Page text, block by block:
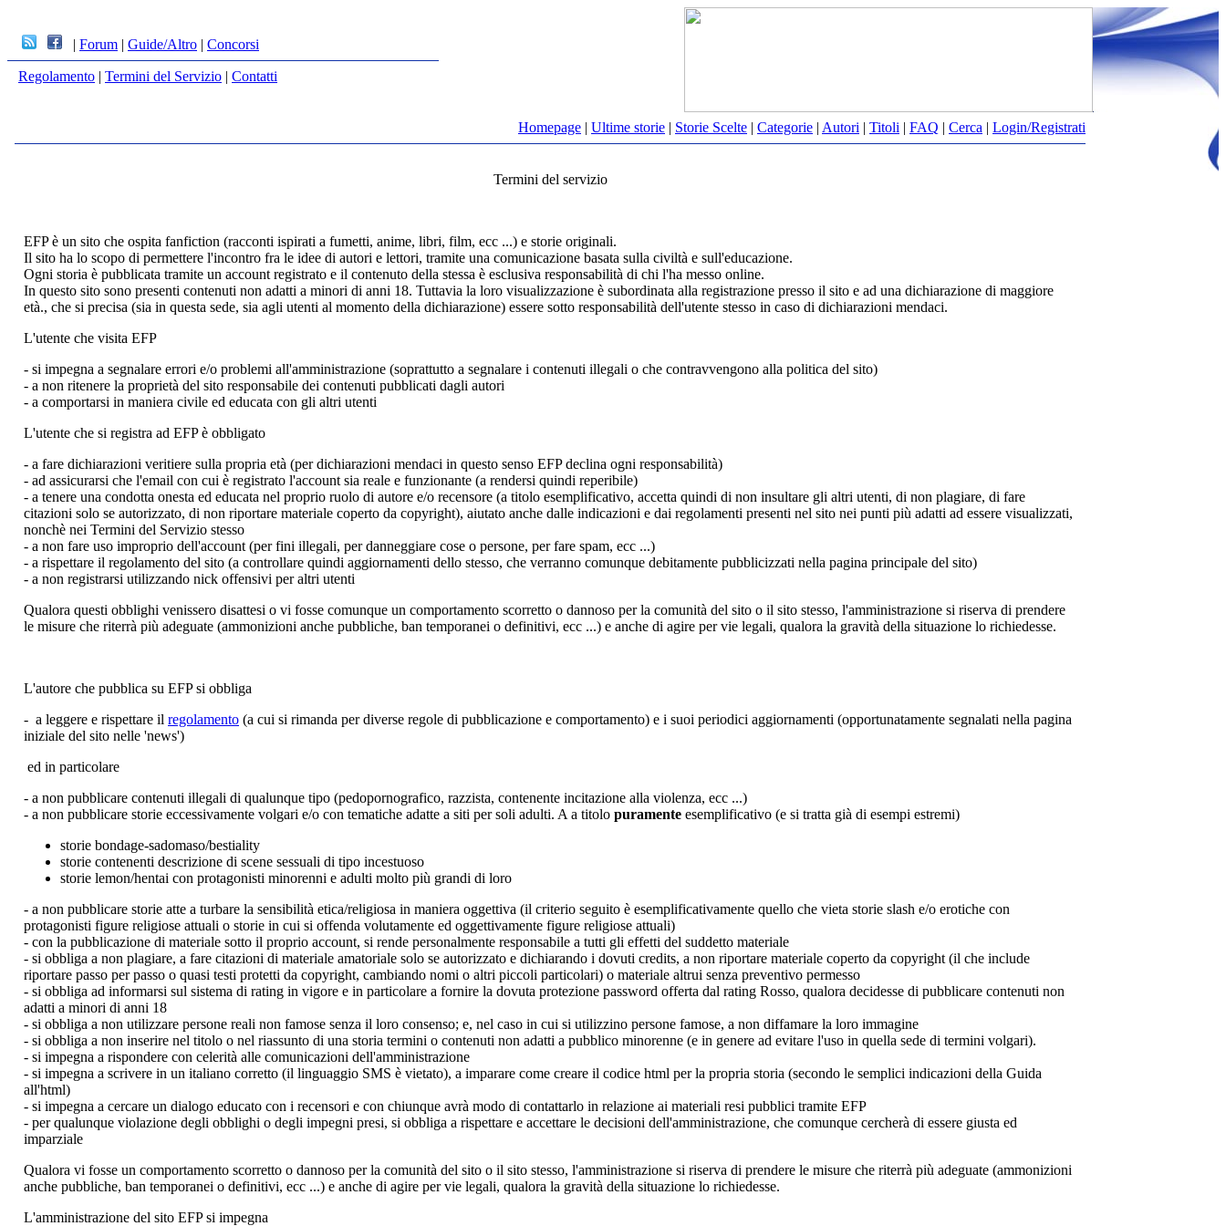
| Forum | Guide/Altro | Concorsi
Regolamento | Termini del Servizio | Contatti
Homepage | Ultime storie | Storie Scelte | Categorie | Autori | Titoli | FAQ | Cerca | Login/Registrati
Termini del servizio
EFP è un sito che ospita fanfiction (racconti ispirati a fumetti, anime, libri, film, ecc ...) e storie originali.
Il sito ha lo scopo di permettere l'incontro fra le idee di autori e lettori, tramite una comunicazione basata sulla civiltà e sull'educazione.
Ogni storia è pubblicata tramite un account registrato e il contenuto della stessa è esclusiva responsabilità di chi l'ha messo online.
In questo sito sono presenti contenuti non adatti a minori di anni 18. Tuttavia la loro visualizzazione è subordinata alla registrazione presso il sito e ad una dichiarazione di maggiore
età., che si precisa (sia in questa sede, sia agli utenti al momento della dichiarazione) essere sotto responsabilità dell'utente stesso in caso di dichiarazioni mendaci.
L'utente che visita EFP
- si impegna a segnalare errori e/o problemi all'amministrazione (soprattutto a segnalare i contenuti illegali o che contravvengono alla politica del sito)
- a non ritenere la proprietà del sito responsabile dei contenuti pubblicati dagli autori
- a comportarsi in maniera civile ed educata con gli altri utenti
L'utente che si registra ad EFP è obbligato
- a fare dichiarazioni veritiere sulla propria età (per dichiarazioni mendaci in questo senso EFP declina ogni responsabilità)
- ad assicurarsi che l'email con cui è registrato l'account sia reale e funzionante (a rendersi quindi reperibile)
- a tenere una condotta onesta ed educata nel proprio ruolo di autore e/o recensore (a titolo esemplificativo, accetta quindi di non insultare gli altri utenti, di non plagiare, di fare
citazioni solo se autorizzato, di non riportare materiale coperto da copyright), aiutato anche dalle indicazioni e dai regolamenti presenti nel sito nei punti più adatti ad essere visualizzati,
nonchè nei Termini del Servizio stesso
- a non fare uso improprio dell'account (per fini illegali, per danneggiare cose o persone, per fare spam, ecc ...)
- a rispettare il regolamento del sito (a controllare quindi aggiornamenti dello stesso, che verranno comunque debitamente pubblicizzati nella pagina principale del sito)
- a non registrarsi utilizzando nick offensivi per altri utenti
Qualora questi obblighi venissero disattesi o vi fosse comunque un comportamento scorretto o dannoso per la comunità del sito o il sito stesso, l'amministrazione si riserva di prendere
le misure che riterrà più adeguate (ammonizioni anche pubbliche, ban temporanei o definitivi, ecc ...) e anche di agire per vie legali, qualora la gravità della situazione lo richiedesse.
L'autore che pubblica su EFP si obbliga
- a leggere e rispettare il regolamento (a cui si rimanda per diverse regole di pubblicazione e comportamento) e i suoi periodici aggiornamenti (opportunatamente segnalati nella pagina
iniziale del sito nelle 'news')
ed in particolare
- a non pubblicare contenuti illegali di qualunque tipo (pedopornografico, razzista, contenente incitazione alla violenza, ecc ...)
- a non pubblicare storie eccessivamente volgari e/o con tematiche adatte a siti per soli adulti. A a titolo puramente esemplificativo (e si tratta già di esempi estremi)
storie bondage-sadomaso/bestiality
storie contenenti descrizione di scene sessuali di tipo incestuoso
storie lemon/hentai con protagonisti minorenni e adulti molto più grandi di loro
- a non pubblicare storie atte a turbare la sensibilità etica/religiosa in maniera oggettiva (il criterio seguito è esemplificativamente quello che vieta storie slash e/o erotiche con
protagonisti figure religiose attuali o storie in cui si offenda volutamente ed oggettivamente figure religiose attuali)
- con la pubblicazione di materiale sotto il proprio account, si rende personalmente responsabile a tutti gli effetti del suddetto materiale
- si obbliga a non plagiare, a fare citazioni di materiale amatoriale solo se autorizzato e dichiarando i dovuti credits, a non riportare materiale coperto da copyright (il che include
riportare passo per passo o quasi testi protetti da copyright, cambiando nomi o altri piccoli particolari) o materiale altrui senza preventivo permesso
- si obbliga ad informarsi sul sistema di rating in vigore e in particolare a fornire la dovuta protezione password offerta dal rating Rosso, qualora decidesse di pubblicare contenuti non
adatti a minori di anni 18
- si obbliga a non utilizzare persone reali non famose senza il loro consenso; e, nel caso in cui si utilizzino persone famose, a non diffamare la loro immagine
- si obbliga a non inserire nel titolo o nel riassunto di una storia termini o contenuti non adatti a pubblico minorenne (e in genere ad evitare l'uso in quella sede di termini volgari).
- si impegna a rispondere con celerità alle comunicazioni dell'amministrazione
- si impegna a scrivere in un italiano corretto (il linguaggio SMS è vietato), a imparare come creare il codice html per la propria storia (secondo le semplici indicazioni della Guida
all'html)
- si impegna a cercare un dialogo educato con i recensori e con chiunque avrà modo di contattarlo in relazione ai materiali resi pubblici tramite EFP
- per qualunque violazione degli obblighi o degli impegni presi, si obbliga a rispettare e accettare le decisioni dell'amministrazione, che comunque cercherà di essere giusta ed
imparziale
Qualora vi fosse un comportamento scorretto o dannoso per la comunità del sito o il sito stesso, l'amministrazione si riserva di prendere le misure che riterrà più adeguate (ammonizioni
anche pubbliche, ban temporanei o definitivi, ecc ...) e anche di agire per vie legali, qualora la gravità della situazione lo richiedesse.
L'amministrazione del sito EFP si impegna